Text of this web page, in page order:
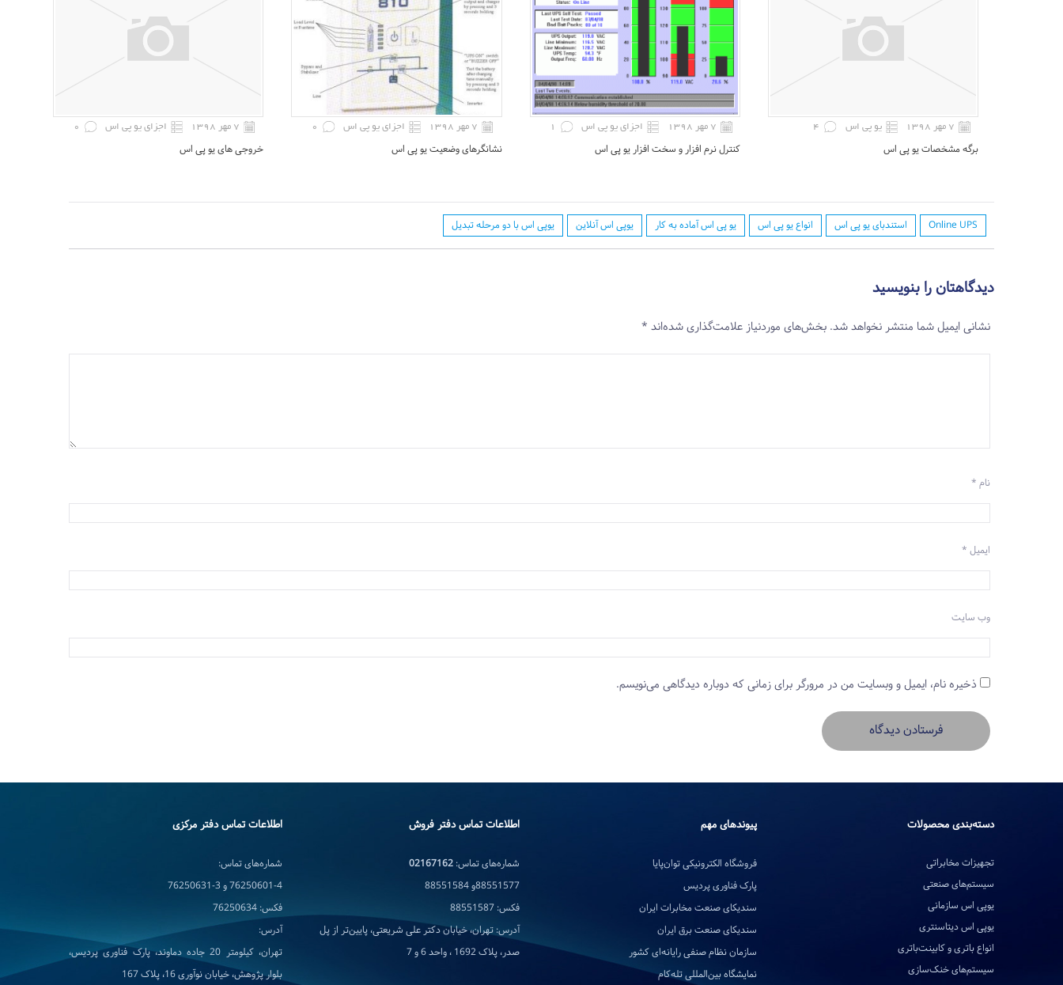
۷ مهر ۱۳۹۸ یو پی اس 4
برگه مشخصات یو پی اس
۷ مهر ۱۳۹۸ اجزای یو پی اس 1
کنترل نرم افزار و سخت افزار یو پی اس
۷ مهر ۱۳۹۸ اجزای یو پی اس 0
نشانگرهای وضعیت یو پی اس
۷ مهر ۱۳۹۸ اجزای یو پی اس 0
خروجی های یو پی اس
Online UPS استندبای یو پی اس انواع یو پی اس یو پی اس آماده به کار یوپی اس آنلاین یوپی اس با دو مرحله تبدیل
دیدگاهتان را بنویسید
نشانی ایمیل شما منتشر نخواهد شد. بخش‌های موردنیاز علامت‌گذاری شده‌اند *
نام *
ایمیل *
وب‌ سایت
ذخیره نام، ایمیل و وبسایت من در مرورگر برای زمانی که دوباره دیدگاهی می‌نویسم.
اطلاعات تماس دفتر مرکزی
شماره‌های تماس:
76250601-4 و 3-76250631
فکس: 76250634
آدرس:
تهران، کیلومتر 20 جاده دماوند، پارک فناوری پردیس،
بلوار پژوهش، خیابان نوآوری 16، پلاک 167
اطلاعات تماس دفتر فروش
شماره‌های تماس: 02167162
88551577و 88551584
فکس: 88551587
آدرس: تهران، خیابان دکتر علی شریعتی، پایین‌تر از پل
صدر، پلاک 1692 ، واحد 6 و 7
پیوندهای مهم
فروشگاه الکترونیکی توان‌پایا
پارک فناوری پردیس
سندیکای صنعت مخابرات ایران
سندیکای صنعت برق ایران
سازمان نظام صنفی رایانه‌ای کشور
نمایشگاه بین‌المللی تله‌کام
دسته‌بندی محصولات
تجهیزات مخابراتی
سیستم‌های صنعتی
یوپی اس سازمانی
یوپی اس دیتاسنتری
انواع باتری و کابینت‌باتری
سیستم‌های خنک‌سازی